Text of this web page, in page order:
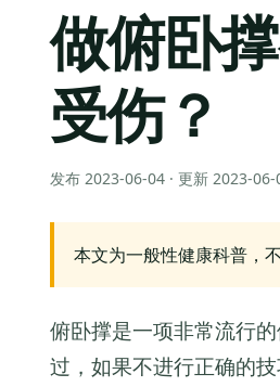
做俯卧
受伤？
发布 2023-06-04 · 更新 2023-06-
本文为一般性健康科普，
俯卧撑是一项非常流行
过，如果不进行正确的